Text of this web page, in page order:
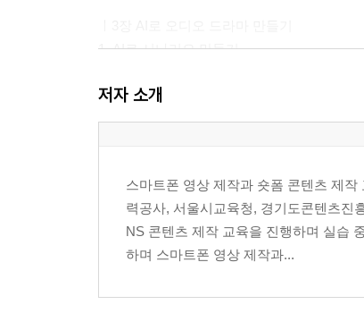
1. AI로 시나리오 만들기
3. AI 오디오 드라마 영상 완성하기
2. 안부 메시지 영상 만들기
3. 말하는 동물 영상 만들기
에필로그 AI와 조금 더 가까워지기를 바라며
저자 소개
스마트폰 영상 제작과 숏폼 콘텐츠 제
력공사, 서울시교육청, 경기도콘텐츠진
NS 콘텐츠 제작 교육을 진행하며 실습
하며 스마트폰 영상 제작과...